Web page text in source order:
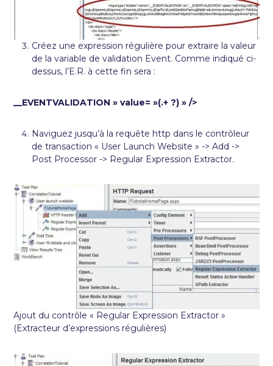
Créez une expression régulière pour extraire la valeur
de la variable de validation Event. Comme indiqué ci-
dessus, l’E.R. à cette fin sera :
__EVENTVALIDATION » value= »(.+ ?) » />
Naviguez jusqu’à la requête http dans le contrôleur
de transaction « User Launch Website » -> Add ->
Post Processor -> Regular Expression Extractor.
Ajout du contrôle « Regular Expression Extractor »
(Extracteur d’expressions régulières)